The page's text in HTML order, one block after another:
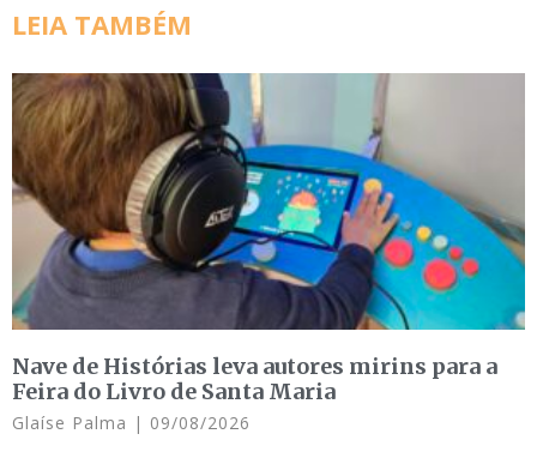
LEIA TAMBÉM
Nave de Histórias leva autores mirins para a
Feira do Livro de Santa Maria
Glaíse Palma 09/08/2026